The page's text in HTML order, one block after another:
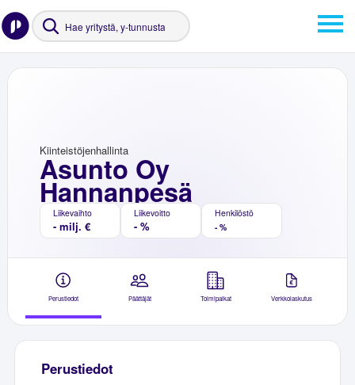
Asunto Oy
Hannanpesä
Kiinteistöjenhallinta
Liikevaihto
- milj. €
Liikevoitto
- %
Henkilöstö
- %
Perustiedot Päättäjät Toimipaikat Verkkolaskutus
Perustiedot